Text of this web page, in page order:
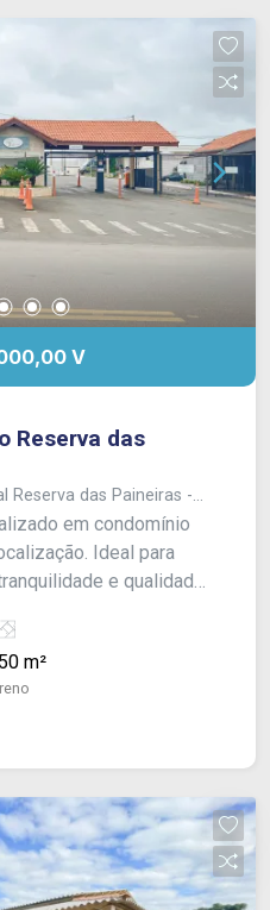
V
Reserva das
Reserva das Paineiras -
em condomínio
Ideal para
e qualidade
oferece um ambiente
conforto
m²